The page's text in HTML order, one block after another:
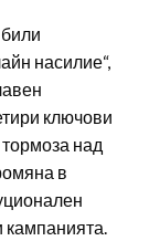
насилие“,
ключови
над
в